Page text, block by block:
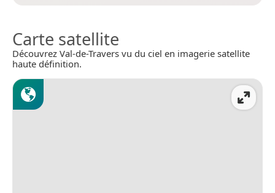
Carte satellite
Découvrez Val-de-Travers vu du ciel en imagerie satellite
haute définition.